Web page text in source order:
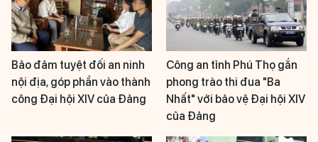
Bảo đảm tuyệt đối an ninh
nội địa, góp phần vào thành
công Đại hội XIV của Đảng
Công an tỉnh Phú Thọ gắn
phong trào thi đua "Ba
Nhất" với bảo vệ Đại hội XIV
của Đảng